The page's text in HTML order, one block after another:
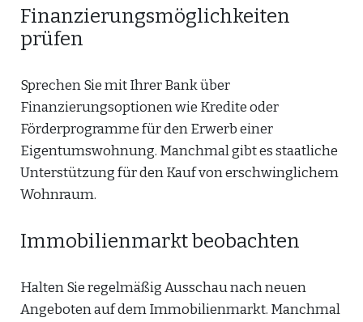
Finanzierungsmöglichkeiten
prüfen
Sprechen Sie mit Ihrer Bank über
Finanzierungsoptionen wie Kredite oder
Förderprogramme für den Erwerb einer
Eigentumswohnung. Manchmal gibt es staatliche
Unterstützung für den Kauf von erschwinglichem
Wohnraum.
Immobilienmarkt beobachten
Halten Sie regelmäßig Ausschau nach neuen
Angeboten auf dem Immobilienmarkt. Manchmal